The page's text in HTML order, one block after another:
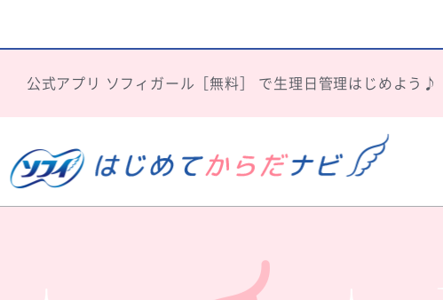
公式アプリ ソフィガール［無料］ で生理日管理はじめよう♪